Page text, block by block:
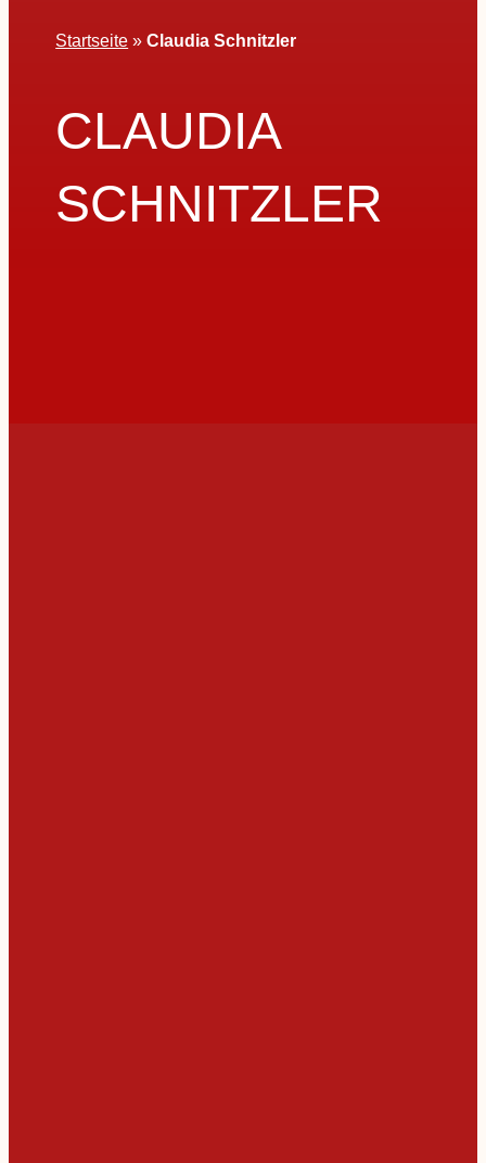
Startseite »Claudia Schnitzler
CLAUDIA
SCHNITZLER